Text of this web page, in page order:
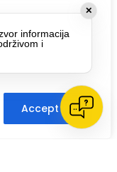
experience,
analyze our
to our use
Accept All
te se
✕
informacija
i